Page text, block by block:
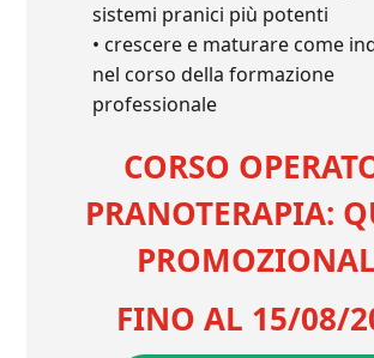
sistemi pranici più potenti
• crescere e maturare come
nel corso della formazione
professionale
CORSO
PRANOTERAPIA:
FINO AL 15/08/